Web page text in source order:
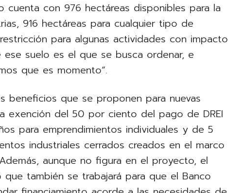
cuenta con 976 hectáreas disponibles para la
916 hectáreas para cualquier tipo de
para algunas actividades con impacto
ese suelo es el que se busca ordenar, e
que es momento”.
beneficios que se proponen para nuevas
exención del 50 por ciento del pago de DREI
para emprendimientos individuales y de 5
industriales cerrados creados en el marco
aunque no figura en el proyecto, el
que también se trabajará para que el Banco